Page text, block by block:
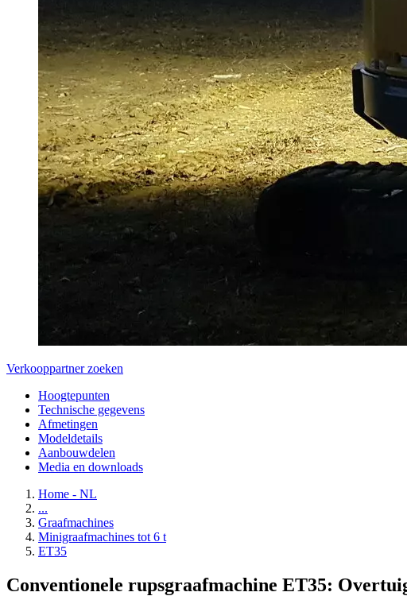
Verkooppartner zoeken
Hoogtepunten
Technische gegevens
Afmetingen
Modeldetails
Aanbouwdelen
Media en downloads
Home - NL
...
Graafmachines
Minigraafmachines tot 6 t
ET35
Conventionele rupsgraafmachine ET35: